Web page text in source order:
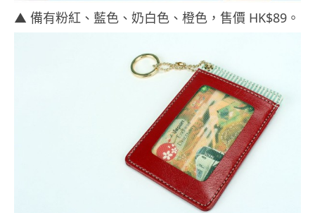
▲ 備有粉紅、藍色、奶白色、橙色，售價 HK$89。